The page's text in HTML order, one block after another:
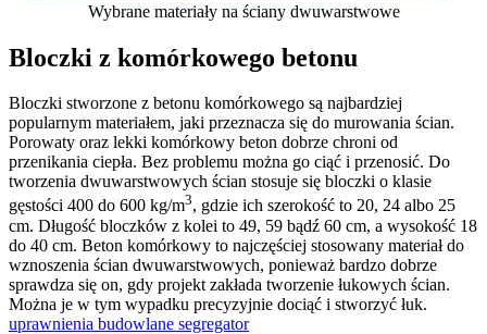
Wybrane materiały na ściany dwuwarstwowe
Bloczki z komórkowego betonu
Bloczki stworzone z betonu komórkowego są najbardziej
popularnym materiałem, jaki przeznacza się do murowania ścian.
Porowaty oraz lekki komórkowy beton dobrze chroni od
przenikania ciepła. Bez problemu można go ciąć i przenosić. Do
tworzenia dwuwarstwowych ścian stosuje się bloczki o klasie
gęstości 400 do 600 kg/m3, gdzie ich szerokość to 20, 24 albo 25
cm. Długość bloczków z kolei to 49, 59 bądź 60 cm, a wysokość 18
do 40 cm. Beton komórkowy to najczęściej stosowany materiał do
wznoszenia ścian dwuwarstwowych, ponieważ bardzo dobrze
sprawdza się on, gdy projekt zakłada tworzenie łukowych ścian.
Można je w tym wypadku precyzyjnie dociąć i stworzyć łuk.
uprawnienia budowlane segregator